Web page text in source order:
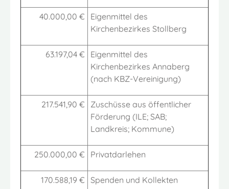
40.000,00 €
Eigenmittel des
Kirchenbezirkes Stollberg
63.197,04 €
Eigenmittel des
Kirchenbezirkes Annaberg
(nach KBZ-Vereinigung)
217.541,90 €
Zuschüsse aus öffentlicher
Förderung (ILE; SAB;
Landkreis; Kommune)
250.000,00 € Privatdarlehen
170.588,19 € Spenden und Kollekten